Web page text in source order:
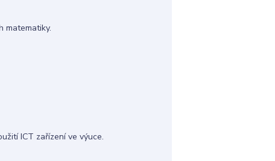
matematiky.
ICT zařízení ve výuce.